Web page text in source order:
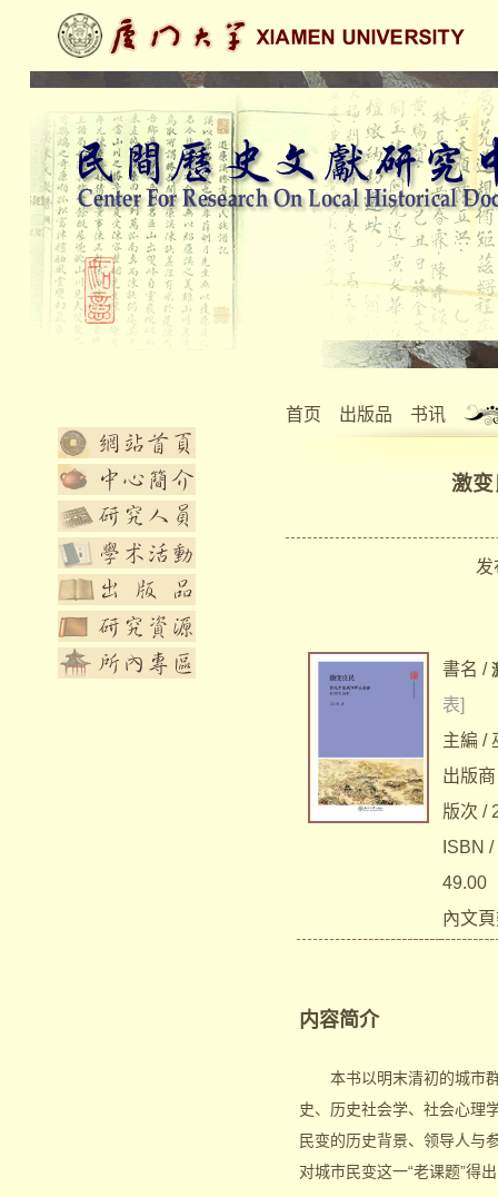
首页 出版品 书讯
激
发
書名 /
表]
主編 /
出版
版次 /
ISBN
49.00
內文
内容简介
本书以明末清初的城市群
史、历史社会学、社会心理
民变的历史背景、领导人与
对城市民变这一“老课题”得